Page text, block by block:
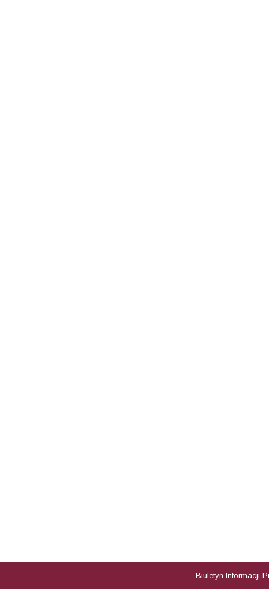
Biuletyn Informacji